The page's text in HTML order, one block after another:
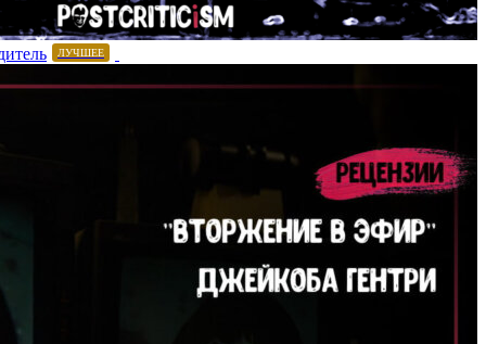
ЛУЧШЕЕ